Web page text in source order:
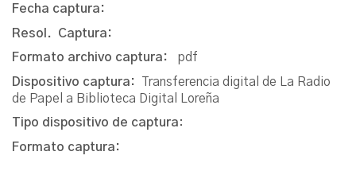
Fecha captura:
Resol. Captura:
Formato archivo captura: pdf
Dispositivo captura:
Transferencia digital de La Radio
de Papel a Biblioteca Digital Loreña
Tipo dispositivo de captura:
Formato captura: